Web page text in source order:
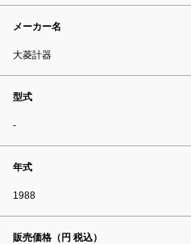
メーカー名
大菱計器
型式
-
年式
1988
販売価格（円 税込）